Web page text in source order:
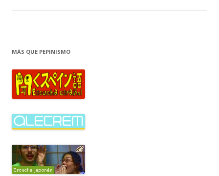
MÁS QUE PEPINISMO